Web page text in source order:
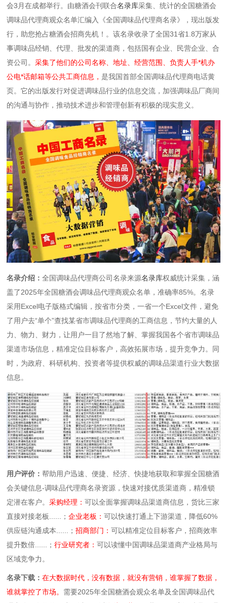
会3月在成都举行。由糖酒会刊联合名录库采集、统计的全国糖酒会
调味品代理商观众名单汇编入《全国调味品代理商名录》，现出版发
行，助您抢占糖酒会招商先机！。该名录收录了全国31省1.8万家从
事调味品经销、代理、批发的渠道商，包括国有企业、民营企业、合
资公司。采集了他们的公司名称、地址、经营范围、负责人手*机办
公电*话邮箱等公共工商信息，是我国首部全国调味品代理商电话黄
页。它的出版发行对促进调味品行业的信息交流，加强调味品厂商间
的沟通与协作，推动技术进步和管理创新有积极的现实意义。
名录介绍：全国调味品代理商公司名录来源名录库权威统计采集，涵
盖了2025年全国糖酒会调味品代理商观众名单，准确率85%。名录
采用Excel电子版格式编辑，按省市分类，一省一个Excel文件，避免
了用户去“单个”查找某省市调味品代理商的工商信息，节约大量的人
力、物力、财力，让用户一目了然地了解、掌握我国各个省市调味品
渠道市场信息，精准定位目标客户，高效拓展市场，提升竞争力。同
时，为政府、科研机构、投资者等提供权威的调味品渠道行业大数据
信息。
用户评价：帮助用户迅速、便捷、经济、快捷地获取和掌握全国糖酒
会关键信息-调味品代理商名录资源，快速对接优质渠道商，精准锁
定潜在客户。采购经理：可以全面掌握调味品渠道商信息，货比三家
直接对接老板......；企业老板：可以快速打通上下游渠道，降低60%
供应链沟通成本......；招商部门：可以精准定位目标客户，招商效率
提升数倍......；行业研究者：可以读懂中国调味品渠道商产业格局与
区域竞争力。
名录下载：在大数据时代，没有数据，就没有营销，谁掌握了数据，
谁就掌控了市场。 需要2025年全国糖酒会观众名单及全国调味品代